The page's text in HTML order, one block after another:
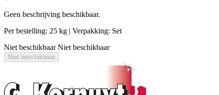
Geen beschrijving beschikbaar.
Per bestelling: 25 kg | Verpakking: Set
Niet beschikbaarNiet beschikbaar
Niet beschikbaar